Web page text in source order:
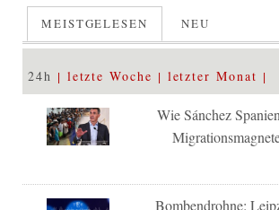
MEISTGELESEN NEU
24h letzte Woche letzter Monat
Wie Sánchez
Bombendrohne: